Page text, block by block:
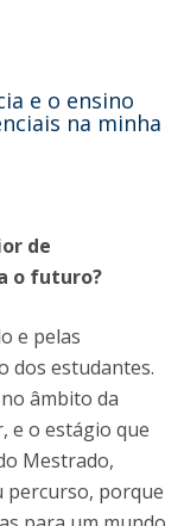
e o ensino
na minha
de
o futuro?
e pelas
dos estudantes.
âmbito da
e o estágio que
Mestrado,
porque